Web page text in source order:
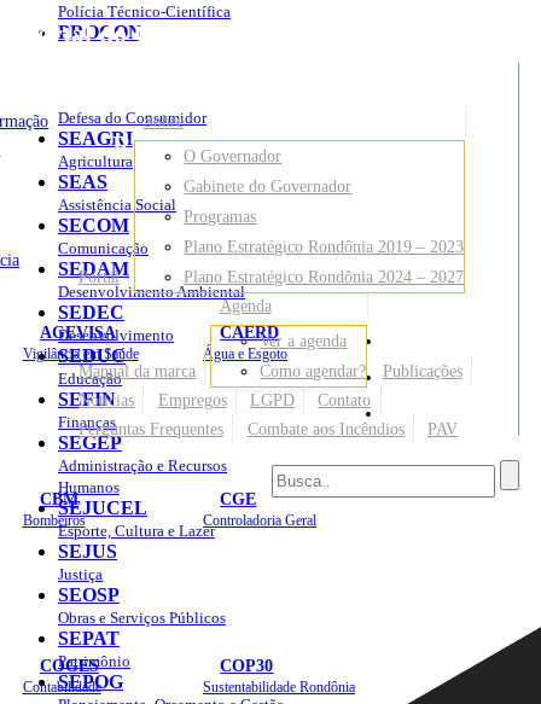
Portal do Governo do
Rondônia
AGEVISA
Vigilância em Saúde
CAERD
Água e Esgoto
CBM
Bombeiros
CGE
Controladoria Geral
COGES
Contabilidade
COP30
Sustentabilidade Rondônia
Sites
Portal
Sobre
O Governador
Gabinete do Governador
Programas
Plano Estratégico Rondônia 2019 – 2023
Plano Estratégico Rondônia 2024 – 2027
Manual da marca
Agenda
Ver a agenda
Como agendar?
Publicações
Notícias
Empregos LGPD
Contato
Perguntas Frequentes
Combate aos Incêndios PAV
Polícia Técnico-Científica
PROCON
Defesa do Consumidor
SEAGRI
Agricultura
SEAS
Assistência Social
SECOM
Comunicação
SEDAM
Desenvolvimento Ambiental
SEDEC
Desenvolvimento
SEDUC
Educação
SEFIN
Finanças
SEGEP
Administração e Recursos
Humanos
SEJUCEL
Esporte, Cultura e Lazer
SEJUS
Justiça
SEOSP
Obras e Serviços Públicos
SEPAT
Patrimônio
SEPOG